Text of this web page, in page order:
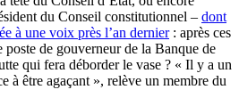
du Conseil constitutionnel – dont
à une voix près l’an dernier: après ces
poste de gouverneur de la Banque de
qui fera déborder le vase ? « Il y a un
à être agaçant », relève un membre du